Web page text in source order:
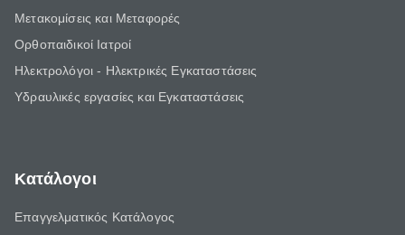
Μετακομίσεις και Μεταφορές
Ορθοπαιδικοί Ιατροί
Ηλεκτρολόγοι - Ηλεκτρικές Εγκαταστάσεις
Υδραυλικές εργασίες και Εγκαταστάσεις
Κατάλογοι
Επαγγελματικός Κατάλογος